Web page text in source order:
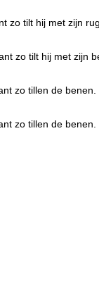
zo tilt hij met zijn
zo tilt hij met zijn
zo tillen de benen.
zo tillen de benen.